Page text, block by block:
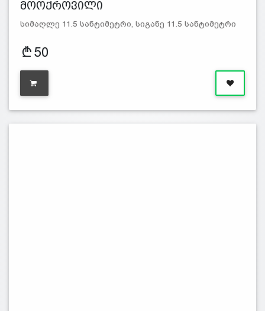
მოოქროვილი
სიმაღლე 11.5 სანტიმეტრი, სიგანე 11.5 სანტიმეტრი
50